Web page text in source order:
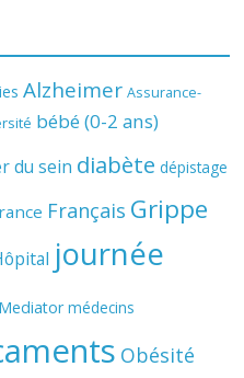
Alzheimer Assurance-
bébé (0-2 ans)
du sein diabète dépistage
Français Grippe
journée
Mediator médecins
Obésité